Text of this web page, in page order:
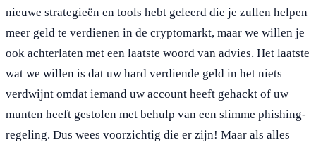
nieuwe strategieën en tools hebt geleerd die je zullen helpen
meer geld te verdienen in de cryptomarkt, maar we willen je
ook achterlaten met een laatste woord van advies. Het laatste
wat we willen is dat uw hard verdiende geld in het niets
verdwijnt omdat iemand uw account heeft gehackt of uw
munten heeft gestolen met behulp van een slimme phishing-
regeling. Dus wees voorzichtig die er zijn! Maar als alles